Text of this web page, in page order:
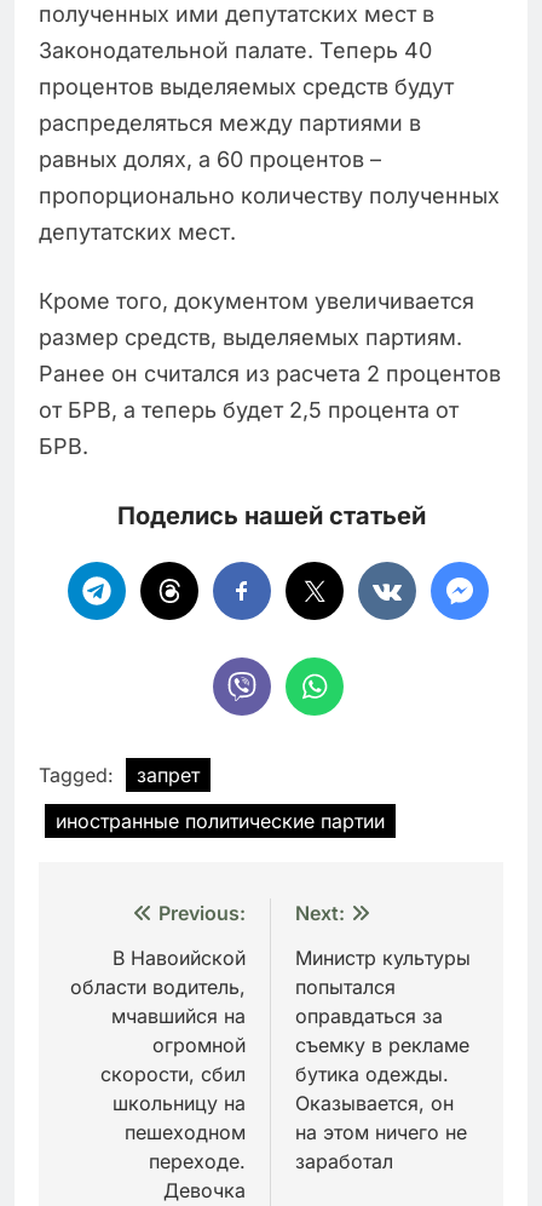
полученных ими депутатских мест в
Законодательной палате. Теперь 40
процентов выделяемых средств будут
распределяться между партиями в
равных долях, а 60 процентов –
пропорционально количеству полученных
депутатских мест.
Кроме того, документом увеличивается
размер средств, выделяемых партиям.
Ранее он считался из расчета 2 процентов
от БРВ, а теперь будет 2,5 процента от
БРВ.
Поделись нашей статьей
Tagged:
запрет
иностранные политические партии
Навигация
записям
Previous:
В Навоийской
области водитель,
мчавшийся на
огромной
скорости, сбил
школьницу на
пешеходном
переходе.
Девочка
Next:
Министр культуры
попытался
оправдаться за
съемку в рекламе
бутика одежды.
Оказывается, он
на этом ничего не
заработал